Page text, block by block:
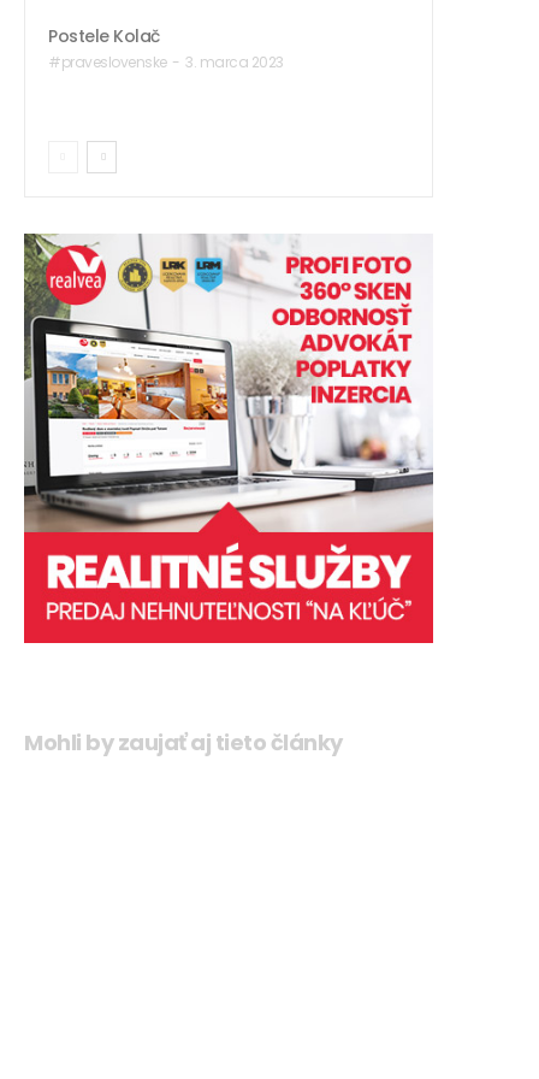
Postele Kolač
#praveslovenske - 3. marca 2023
Mohli by zaujať aj tieto články